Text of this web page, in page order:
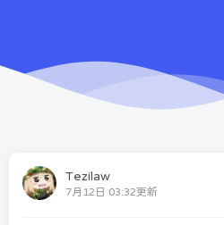
Tezilaw
7月12日 03:32更新